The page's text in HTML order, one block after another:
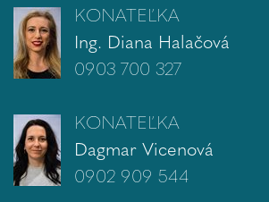
KONATEĽKA
Ing. Diana Halačová
0903 700 327
KONATEĽKA
Dagmar Vicenová
0902 909 544